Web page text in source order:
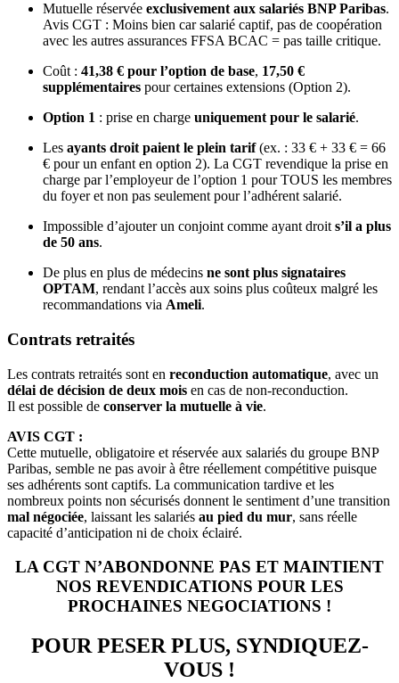
Mutuelle réservée exclusivement aux salariés BNP Paribas.
Avis CGT : Moins bien car salarié captif, pas de coopération
avec les autres assurances FFSA BCAC = pas taille critique.
Coût : 41,38 € pour l’option de base, 17,50 €
supplémentaires pour certaines extensions (Option 2).
Option 1 : prise en charge uniquement pour le salarié.
Les ayants droit paient le plein tarif(ex. : 33 € + 33 € = 66
€ pour un enfant en option 2). La CGT revendique la prise en
charge par l’employeur de l’option 1 pour TOUS les membres
du foyer et non pas seulement pour l’adhérent salarié.
Impossible d’ajouter un conjoint comme ayant droit s’il a plus
de 50 ans.
De plus en plus de médecins ne sont plus signataires
OPTAM, rendant l’accès aux soins plus coûteux malgré les
recommandations via Ameli.
Contrats retraités
Les contrats retraités sont en reconduction automatique, avec un
délai de décision de deux mois en cas de non-reconduction.
Il est possible de conserver la mutuelle à vie.
AVIS CGT :
Cette mutuelle, obligatoire et réservée aux salariés du groupe BNP
Paribas, semble ne pas avoir à être réellement compétitive puisque
ses adhérents sont captifs. La communication tardive et les
nombreux points non sécurisés donnent le sentiment d’une transition
mal négociée, laissant les salariés au pied du mur, sans réelle
capacité d’anticipation ni de choix éclairé.
LA CGT N’ABONDONNE PAS ET MAINTIENT
NOS REVENDICATIONS POUR LES
PROCHAINES NEGOCIATIONS !
POUR PESER PLUS, SYNDIQUEZ-
VOUS !